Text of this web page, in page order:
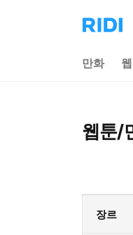
리
디
으
만화
웹툰/
장르